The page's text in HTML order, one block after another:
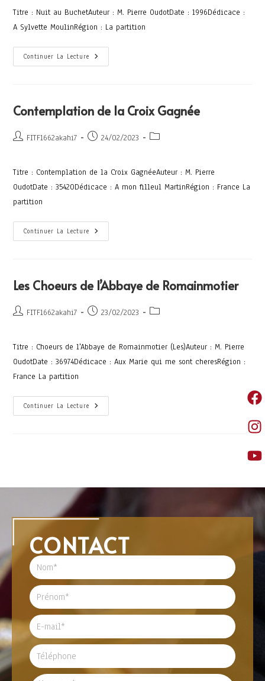
Titre : Nuit au BuchetAuteur : M. Pierre OudotDate : 1996Dédicace :
A Sylvette MoulinRégion : La partition
Continuer La Lecture
Contemplation de la Croix Gagnée
FITF1662akahi7 24/02/2023
Titre : Contemplation de la Croix GagnéeAuteur : M. Pierre
OudotDate : 35420Dédicace : A mon filleul MartinRégion : France La
partition
Continuer La Lecture
Les Choeurs de l’Abbaye de Romainmotier
FITF1662akahi7 23/02/2023
Titre : Choeurs de l'Abbaye de Romainmotier (Les)Auteur : M. Pierre
OudotDate : 36974Dédicace : Aux Marie qui me sont cheresRégion :
France La partition
Continuer La Lecture
CONTACT